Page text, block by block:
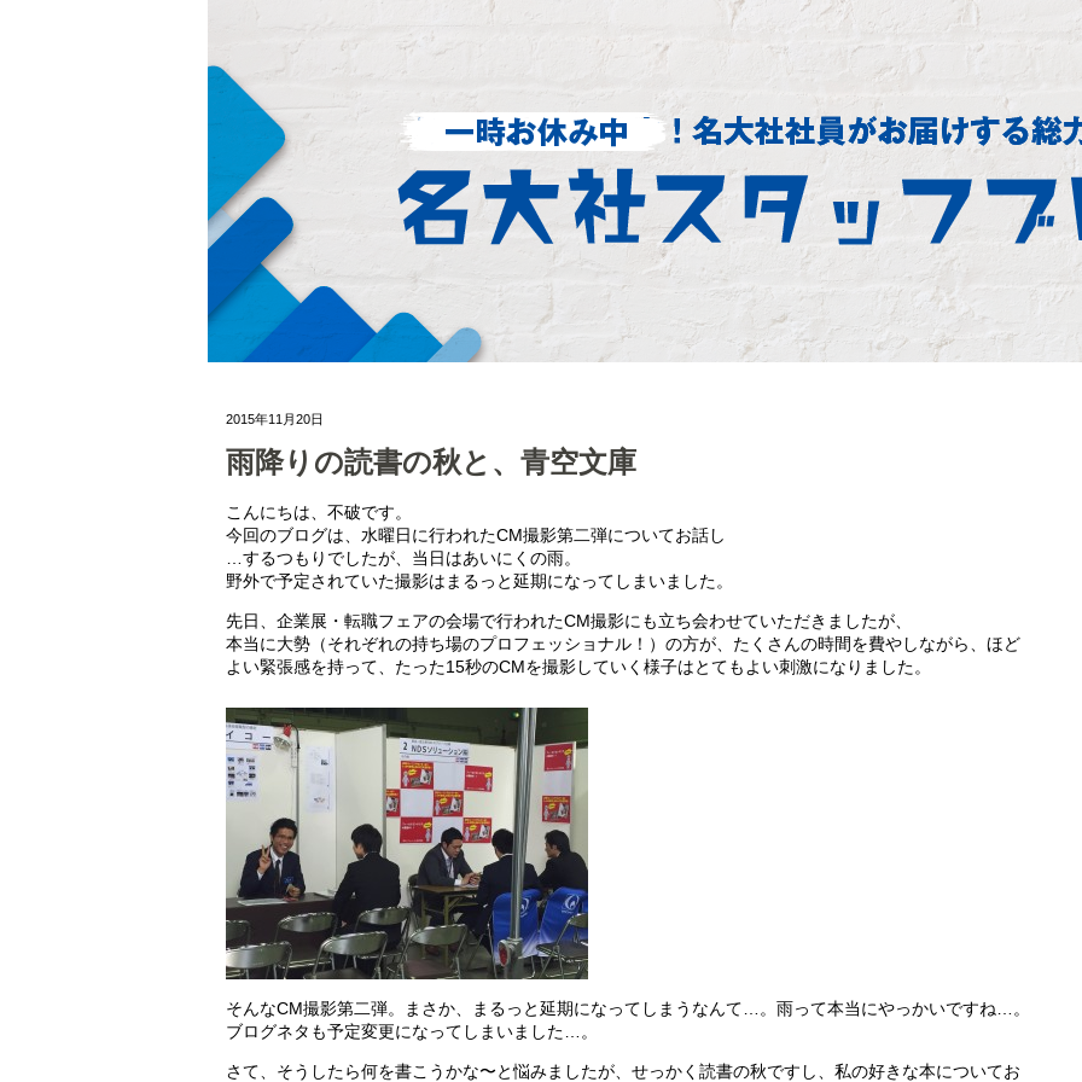
2015年11月20日
雨降りの読書の秋と、青空文庫
こんにちは、不破です。
今回のブログは、水曜日に行われたCM撮影第二弾についてお話し
…するつもりでしたが、当日はあいにくの雨。
野外で予定されていた撮影はまるっと延期になってしまいました。
先日、企業展・転職フェアの会場で行われたCM撮影にも立ち会わせていただきましたが、
本当に大勢（それぞれの持ち場のプロフェッショナル！）の方が、たくさんの時間を費やしながら、ほど
よい緊張感を持って、たった15秒のCMを撮影していく様子はとてもよい刺激になりました。
そんなCM撮影第二弾。まさか、まるっと延期になってしまうなんて…。雨って本当にやっかいですね…。
ブログネタも予定変更になってしまいました…。
さて、そうしたら何を書こうかな〜と悩みましたが、せっかく読書の秋ですし、私の好きな本についてお